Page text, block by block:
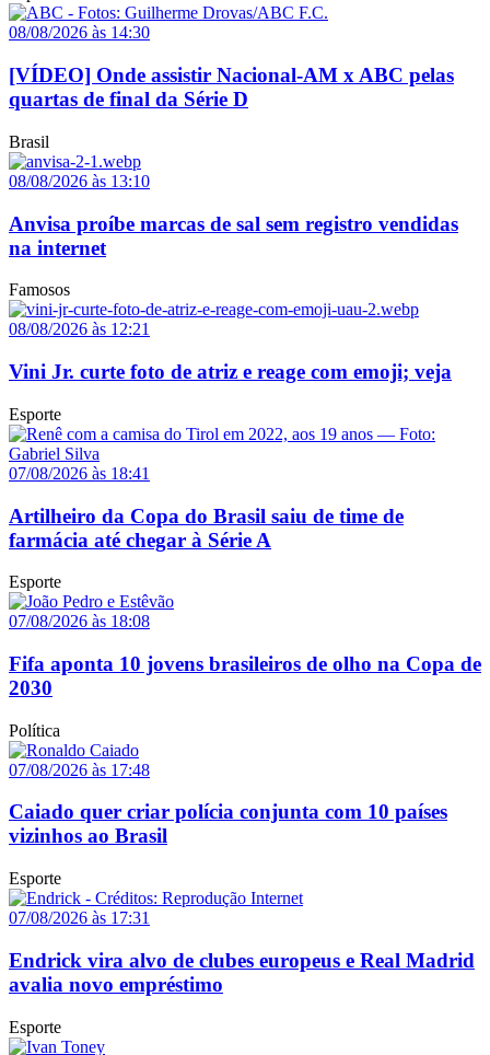
08/08/2026 às 14:30
[VÍDEO] Onde assistir Nacional-AM x ABC pelas
quartas de final da Série D
Brasil
08/08/2026 às 13:10
Anvisa proíbe marcas de sal sem registro vendidas
na internet
Famosos
08/08/2026 às 12:21
Vini Jr. curte foto de atriz e reage com emoji; veja
Esporte
07/08/2026 às 18:41
Artilheiro da Copa do Brasil saiu de time de
farmácia até chegar à Série A
Esporte
07/08/2026 às 18:08
Fifa aponta 10 jovens brasileiros de olho na Copa de
2030
Política
07/08/2026 às 17:48
Caiado quer criar polícia conjunta com 10 países
vizinhos ao Brasil
Esporte
07/08/2026 às 17:31
Endrick vira alvo de clubes europeus e Real Madrid
avalia novo empréstimo
Esporte